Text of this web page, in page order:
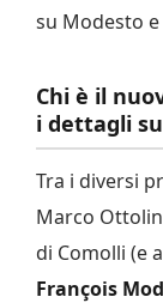
su Modesto
Chi è il
i dettagli
Tra i diversi
Marco
di Comolli (e
François